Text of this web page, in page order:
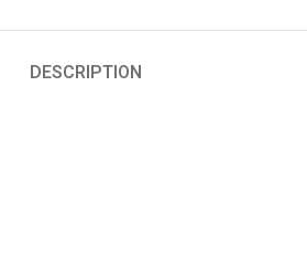
DESCRIPTION